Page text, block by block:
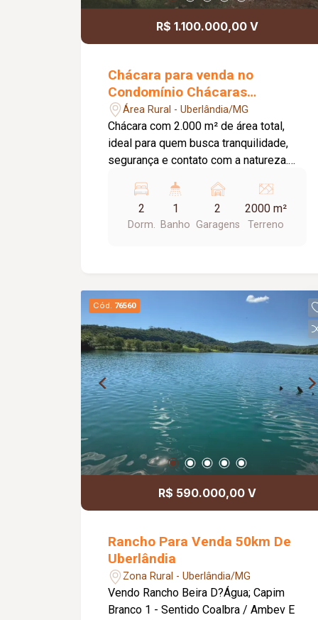
R$ 1.100.000,00 V
Chácara para venda no
Condomínio Chácaras
Silverado
Área Rural - Uberlândia/MG
Chácara com 2.000 m² de área total,
ideal para quem busca tranquilidade,
segurança e contato com a natureza.
80 m², toda cercada com alambrado,
proporcionando segurança e
privacidade. O terreno possui diversas
segurança para você e sua família.
2
Dorm.
1
Banho
2
Garagens
2000 m²
Terreno
Cód. 76560
R$ 590.000,00 V
Rancho Para Venda 50km De
Uberlândia
Zona Rural - Uberlândia/MG
Vendo Rancho Beira D?Água; Capim
Branco 1 - Sentido Coalbra / Ambev E